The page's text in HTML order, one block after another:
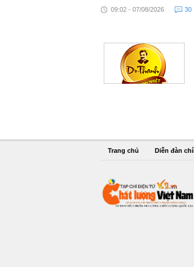
09:02 - 07/08/2026 30
Trang chủ Diễn đàn